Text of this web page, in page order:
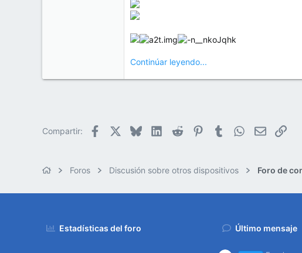
Continúar leyendo...
Compartir: Facebook BlueskyLinkedIn
Reddit PinterestTumblr WhatsApp
Email
Foros Discusión sobre otros dispositivos Foro de
Estadísticas del foro Último mensaje